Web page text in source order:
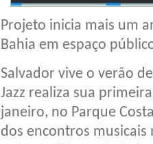
Projeto inicia mais um
Bahia em espaço
Salvador vive o verão
Jazz realiza sua
janeiro, no Parque
dos encontros musicais